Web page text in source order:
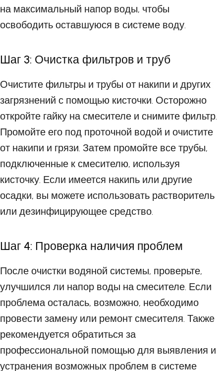
на максимальный напор воды, чтобы
освободить оставшуюся в системе воду.
Шаг 3: Очистка фильтров и труб
Очистите фильтры и трубы от накипи и других
загрязнений с помощью кисточки. Осторожно
откройте гайку на смесителе и снимите фильтр.
Промойте его под проточной водой и очистите
от накипи и грязи. Затем промойте все трубы,
подключенные к смесителю, используя
кисточку. Если имеется накипь или другие
осадки, вы можете использовать растворитель
или дезинфицирующее средство.
Шаг 4: Проверка наличия проблем
После очистки водяной системы, проверьте,
улучшился ли напор воды на смесителе. Если
проблема осталась, возможно, необходимо
провести замену или ремонт смесителя. Также
рекомендуется обратиться за
профессиональной помощью для выявления и
устранения возможных проблем в системе